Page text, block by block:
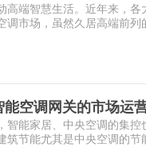
高端智慧生活。近年来，
调市场，虽然久居高端前列
空调网关的市场运
能家居、中央空调的集控
筑节能尤其是中央空调的节